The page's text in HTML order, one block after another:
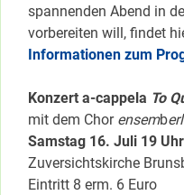
spannenden Abend in
vorbereiten will, findet
Informationen zum
Konzert a-cappela To
mit dem Chor ensemb
Samstag 16. Juli 19 Uhr
Zuversichtskirche
Eintritt 8 erm. 6 Euro